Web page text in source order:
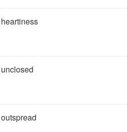
heartiness
unclosed
outspread